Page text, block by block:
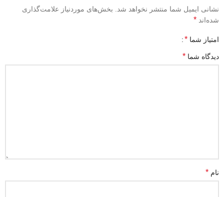
نشانی ایمیل شما منتشر نخواهد شد.
بخش‌های موردنیاز علامت‌گذاری
شده‌اند *
امتیاز شما *
دیدگاه شما *
نام *